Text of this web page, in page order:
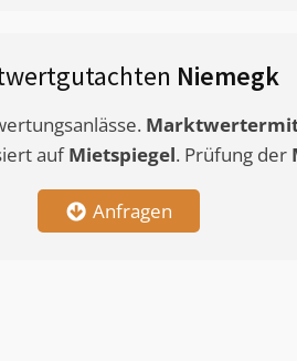
Niemegk
aufMietspiegel. Prüfung der
Anfragen